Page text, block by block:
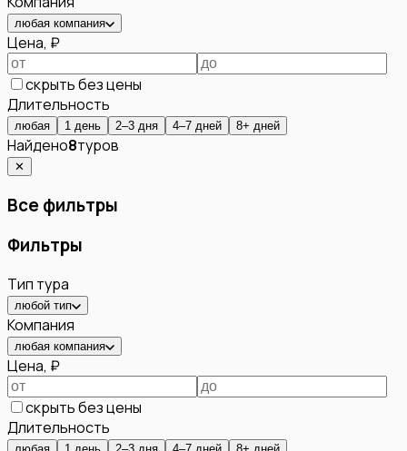
любая компания
Цена, ₽
скрыть без цены
Длительность
любая 1 день 2–3 дня 4–7 дней 8+ дней
Найдено8туров
✕
Все фильтры
Фильтры
Тип тура
любой тип
Компания
любая компания
Цена, ₽
скрыть без цены
Длительность